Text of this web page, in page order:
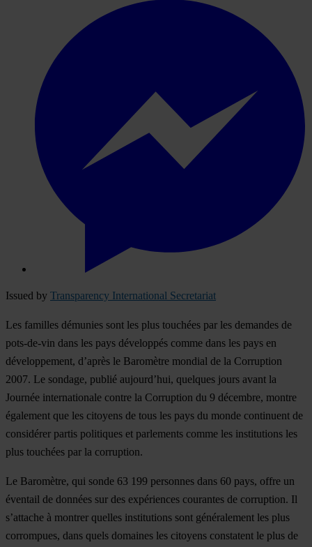
Issued by Transparency International Secretariat
Les familles démunies sont les plus touchées par les demandes de
pots-de-vin dans les pays développés comme dans les pays en
développement, d’après le Baromètre mondial de la Corruption
2007. Le sondage, publié aujourd’hui, quelques jours avant la
Journée internationale contre la Corruption du 9 décembre, montre
également que les citoyens de tous les pays du monde continuent de
considérer partis politiques et parlements comme les institutions les
plus touchées par la corruption.
Le Baromètre, qui sonde 63 199 personnes dans 60 pays, offre un
éventail de données sur des expériences courantes de corruption. Il
s’attache à montrer quelles institutions sont généralement les plus
corrompues, dans quels domaines les citoyens constatent le plus de